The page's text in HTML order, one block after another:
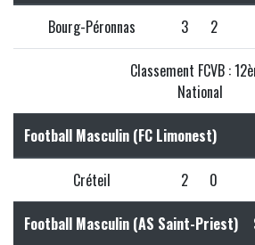
Bourg-Péronnas 3 2
Classement FCVB :
National
Football Masculin (FC Limonest)
Créteil 2 0
Football Masculin (AS Saint-Priest)